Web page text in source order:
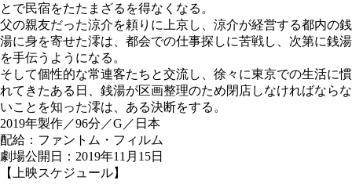
とで民宿をたたまざるを得なくなる。
父の親友だった涼介を頼りに上京し、涼介が経営する都内の銭
湯に身を寄せた澪は、都会での仕事探しに苦戦し、次第に銭湯
を手伝うようになる。
そして個性的な常連客たちと交流し、徐々に東京での生活に慣
れてきたある日、銭湯が区画整理のため閉店しなければならな
いことを知った澪は、ある決断をする。
2019年製作／96分／G／日本
配給：ファントム・フィルム
劇場公開日：2019年11月15日
【上映スケジュール】